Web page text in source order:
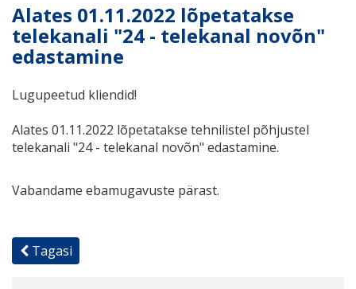
Alates 01.11.2022 lõpetatakse
telekanali "24 - telekanal novõn"
edastamine
Lugupeetud kliendid!
Alates 01.11.2022 lõpetatakse tehnilistel põhjustel
telekanali "24 - telekanal novõn" edastamine.
Vabandame ebamugavuste pärast.
Tagasi